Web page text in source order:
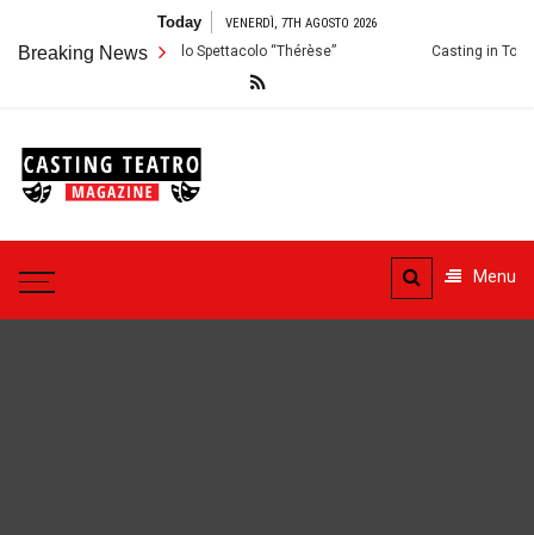
content
Today VENERDÌ, 7TH AGOSTO 2026
Breaking News
Audizioni per lo Spettacolo “Thérèse” Casting in
teatrali
Menu